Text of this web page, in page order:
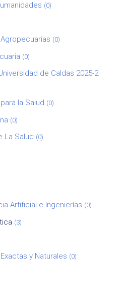
(0)
(0)
(0)
de Caldas 2025-2
la Salud (0)
(0)
La Salud (0)
Artificial e Ingenierías (0)
(3)
y Naturales (0)